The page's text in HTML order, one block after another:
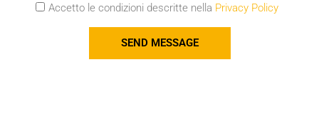
Accetto le condizioni descritte nella Privacy Policy
SEND MESSAGE